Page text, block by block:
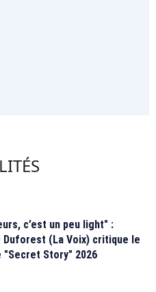
c’est un peu light" :
Duforest (La Voix) critique le
"Secret Story" 2026